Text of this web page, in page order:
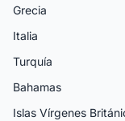
Grecia
Italia
Turquía
Bahamas
Islas Vírgenes